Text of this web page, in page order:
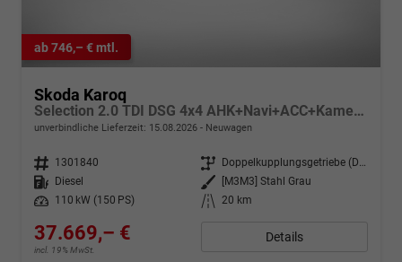
ab 746,– € mtl.
Skoda Karoq
Selection 2.0 TDI DSG 4x4 AHK+Navi+ACC+Kamera+Sitzheiz+eHeck+Chrom+Lodge+GV5
unverbindliche Lieferzeit: 15.08.2026 Neuwagen
Fahrzeugnr. 1301840 Getriebe
Doppelkupplungsgetriebe (DSG)
Kraftstoff
Diesel Außenfarbe
[M3M3] Stahl Grau
Leistung
110 kW (150 PS) Kilometerstand 20 km
37.669,– €
incl. 19% MwSt.
Details